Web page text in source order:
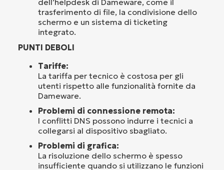
dell’helpdesk di Dameware, come il
trasferimento di file, la condivisione dello
schermo e un sistema di ticketing
integrato.
PUNTI DEBOLI
Tariffe:
La tariffa per tecnico è costosa per gli
utenti rispetto alle funzionalità fornite da
Dameware.
Problemi di connessione remota:
I conflitti DNS possono indurre i tecnici a
collegarsi al dispositivo sbagliato.
Problemi di grafica:
La risoluzione dello schermo è spesso
insufficiente quando si utilizzano le funzioni